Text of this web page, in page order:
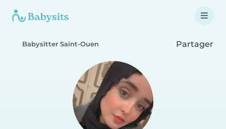
Babysitter Saint-Ouen Partager